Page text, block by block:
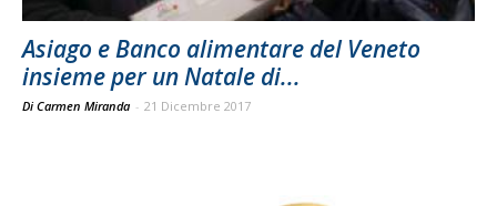
Asiago e Banco alimentare del Veneto
insieme per un Natale di...
Di Carmen Miranda - 21 Dicembre 2017